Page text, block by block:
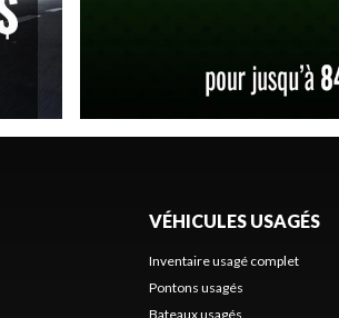
VÉHICULES USAGÉS
Inventaire usagé complet
Pontons usagés
Bateaux usagés